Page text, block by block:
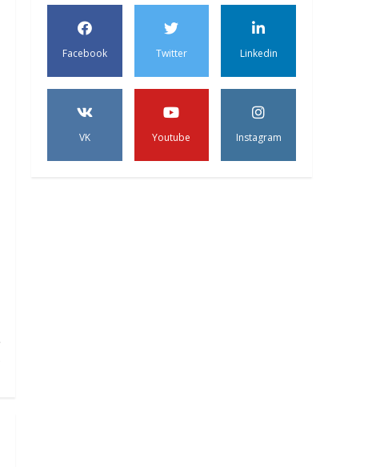
Facebook Twitter Linkedin
VK Youtube Instagram